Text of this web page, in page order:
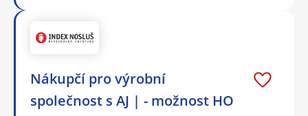
Nákupčí pro výrobní
společnost s AJ | - možnost HO